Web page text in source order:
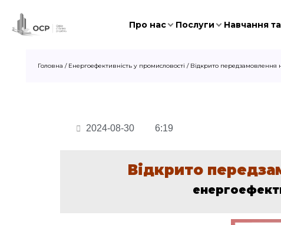
Про нас Послуги Навчання та
Головна / Енергоефективність у промисловості / Відкрито передзамовлення
2024-08-30 6:19
Відкрито